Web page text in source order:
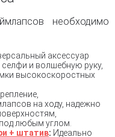
необходимо
аксессуар
селфи и волшебную руку,
высокоскоростных
на ходу, надежно
любым углом.
+ штатив: Идеально